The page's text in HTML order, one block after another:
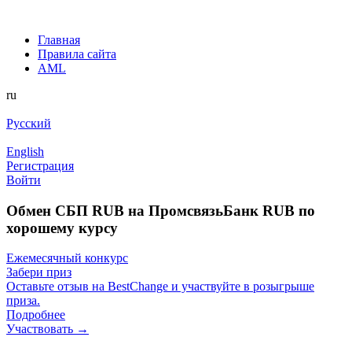
Главная
Правила сайта
AML
ru
Русский
English
Регистрация
Войти
Обмен СБП RUB на ПромсвязьБанк RUB по
хорошему курсу
Ежемесячный конкурс
Забери приз
Оставьте отзыв на BestChange и участвуйте в розыгрыше
приза.
Подробнее
Участвовать →